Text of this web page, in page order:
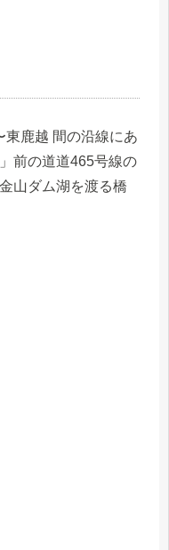
東鹿越 間の沿線にあ
前の道道465号線の
山ダム湖を渡る橋